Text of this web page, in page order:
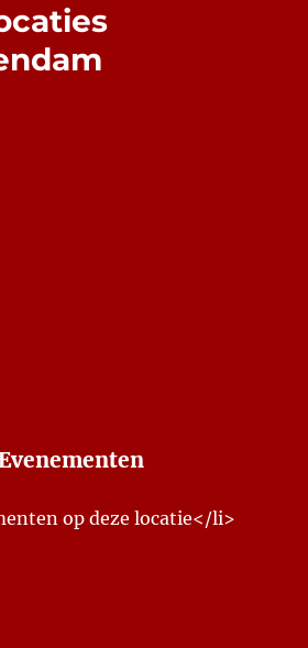
op deze locatie</li>